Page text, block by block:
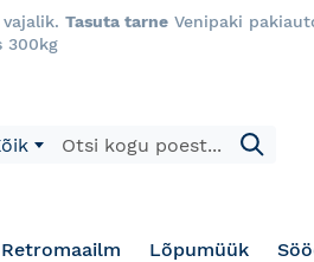
Tasuta tarne Venipaki
300kg
Otsi
Otsi
Retromaailm Lõpumüük